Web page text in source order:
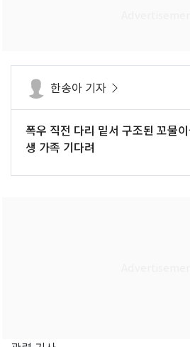
한송아 기자
폭우 직전 다리 밑서 구조된 꼬물
생 가족 기다려